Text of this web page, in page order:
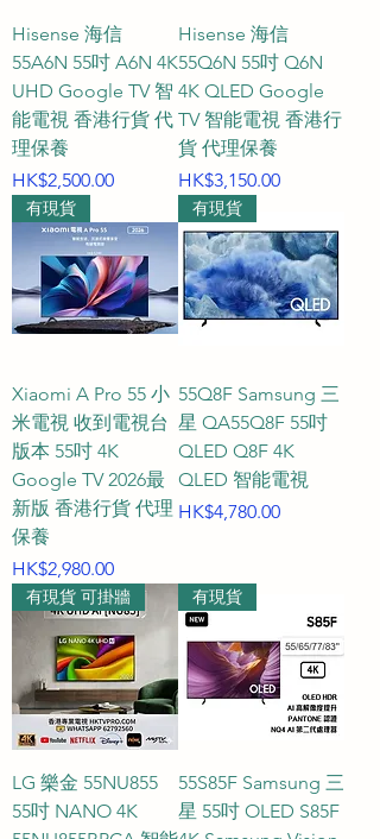
暢度上，日常看戲及串流影音選擇
60Hz 已相當足夠；若您是 PS5/Xbox
主機遊戲或 PC 電競愛好者，我們亦提
供支援 120Hz、144Hz 甚至 165Hz 的
高規格型號，確保動態畫面毫無殘
影。
**Q4：在 HKTVPRO 選購 55 吋電
視，可以獲得怎樣的客戶服務與品質
保障？**
WhatsApp 人工客戶服務」，從型號
規格諮詢、家居尺寸對比到售後安裝
安排，全程均由真實專業的客服人員
親自為您解答，絕無死板的 AI 機器人
介入。為了確保所有資訊與產品規格
準確無誤，所有的規格與結果我們都
會先再檢查兩次才向您匯報，帶給您
最貼心、最安心的真人購物體驗。
55吋智能電視 55吋電視尺寸 4K超高
清電視 QLED電視香港 MiniLED電視
55吋OLED電視推薦
Hisense 海信
55A6N 55吋 A6N 4K
UHD Google TV 智
能電視 香港行貨 代
理保養
價格
HK$2,500.00
Hisense 海信
55Q6N 55吋 Q6N
4K QLED Google
TV 智能電視 香港行
貨 代理保養
價格
HK$3,150.00
有現貨
Xiaomi A Pro 55 小
米電視 收到電視台
版本 55吋 4K
Google TV 2026最
新版 香港行貨 代理
保養
價格
HK$2,980.00
有現貨
55Q8F Samsung 三
星 QA55Q8F 55吋
QLED Q8F 4K
QLED 智能電視
價格
HK$4,780.00
有現貨 可掛牆
LG 樂金 55NU855
55吋 NANO 4K
有現貨
55S85F Samsung 三
星 55吋 OLED S85F